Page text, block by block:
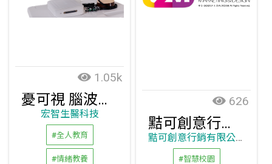
1.05k
憂可視 腦波壓力評估
宏智生醫科技
#全人教育
#情緒教養
626
黠可創意行銷有限公司
黠可創意行銷有限公司
#智慧校園